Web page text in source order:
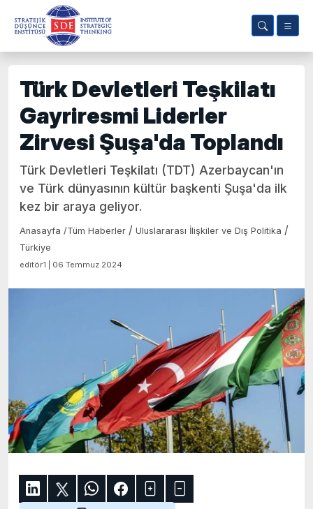
Türk Devletleri Teşkilatı
Gayriresmi Liderler
Zirvesi Şuşa'da Toplandı
Türk Devletleri Teşkilatı (TDT) Azerbaycan'ın
ve Türk dünyasının kültür başkenti Şuşa'da ilk
kez bir araya geliyor.
Anasayfa /Tüm Haberler / Uluslararası İlişkiler ve Dış Politika /
Türkiye
editör1 | 06 Temmuz 2024